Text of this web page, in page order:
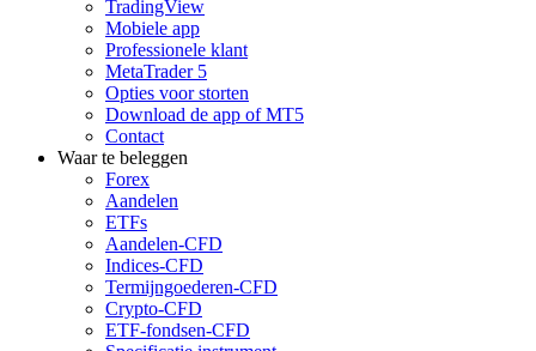
TradingView
Mobiele app
Professionele klant
MetaTrader 5
Opties voor storten
Download de app of MT5
Contact
Waar te beleggen
Forex
Aandelen
ETFs
Aandelen-CFD
Indices-CFD
Termijngoederen-CFD
Crypto-CFD
ETF-fondsen-CFD